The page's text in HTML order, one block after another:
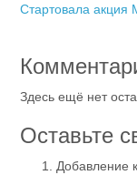
Стартовала акция
Здесь ещё нет
Оставьте
Добавление